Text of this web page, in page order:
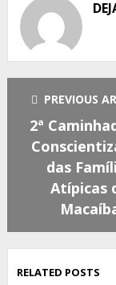
PREVIOUS
2ª
das
Atípicas
RELATED POSTS